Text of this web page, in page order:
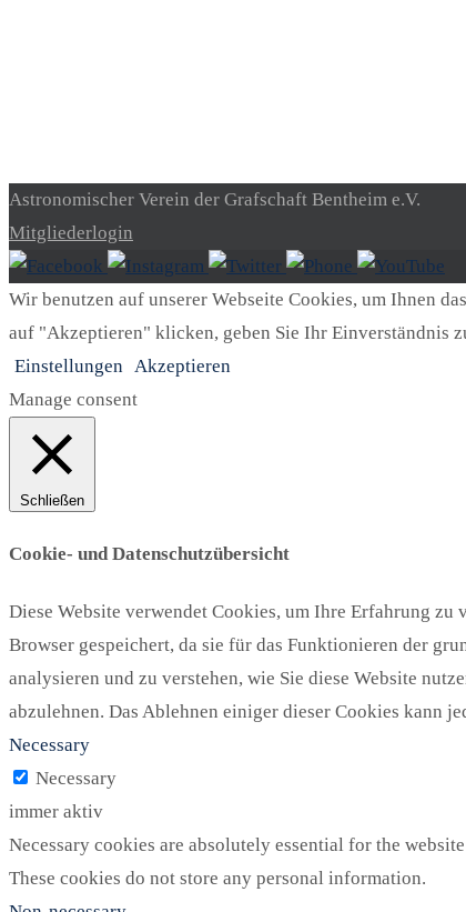
Astronomischer Verein der Grafschaft Bentheim e.V.
Mitgliederlogin
Wir benutzen auf unserer Webseite Cookies, um Ihnen
auf "Akzeptieren" klicken, geben Sie Ihr Einverständnis
Einstellungen Akzeptieren
Manage consent
Schließen
Cookie- und Datenschutzübersicht
Diese Website verwendet Cookies, um Ihre Erfahrung
Browser gespeichert, da sie für das Funktionieren der
analysieren und zu verstehen, wie Sie diese Website
abzulehnen. Das Ablehnen einiger dieser Cookies kann
Necessary
Necessary
immer aktiv
Necessary cookies are absolutely essential for the
These cookies do not store any personal information.